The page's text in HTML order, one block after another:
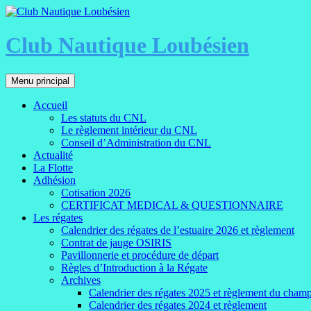
Aller
contenu
Club Nautique Loubésien
Recherche
Menu principal
Accueil
Les statuts du CNL
Le règlement intérieur du CNL
Conseil d’Administration du CNL
Actualité
La Flotte
Adhésion
Cotisation 2026
CERTIFICAT MEDICAL & QUESTIONNAIRE
Les régates
Calendrier des régates de l’estuaire 2026 et règlement
Contrat de jauge OSIRIS
Pavillonnerie et procédure de départ
Règles d’Introduction à la Régate
Archives
Calendrier des régates 2025 et règlement du
Calendrier des régates 2024 et règlement